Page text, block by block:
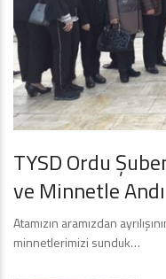
TYSD Ordu
ve Minnetle Andı
Atamızın aramızdan
minnetlerimizi sunduk…